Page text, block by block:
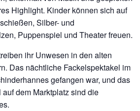
Highlight. Kinder können sich auf
Silber- und
Puppenspiel und Theater freuen.
ihr Unwesen in den alten
Das nächtliche Fackelspektakel im
gefangen war, und das
dem Marktplatz sind die